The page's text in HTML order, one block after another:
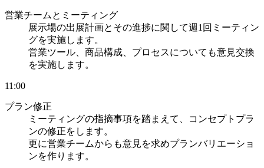
営業チームとミーティング
展示場の出展計画とその進捗に関して週1回ミーティン
グを実施します。
営業ツール、商品構成、プロセスについても意見交換
を実施します。
11:00
プラン修正
ミーティングの指摘事項を踏まえて、コンセプトプラ
ンの修正をします。
更に営業チームからも意見を求めプランバリエーショ
ンを作ります。